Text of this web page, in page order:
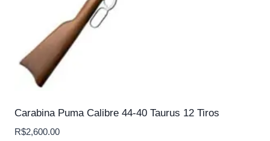
Carabina Puma Calibre 44-40 Taurus 12 Tiros
R$2,600.00